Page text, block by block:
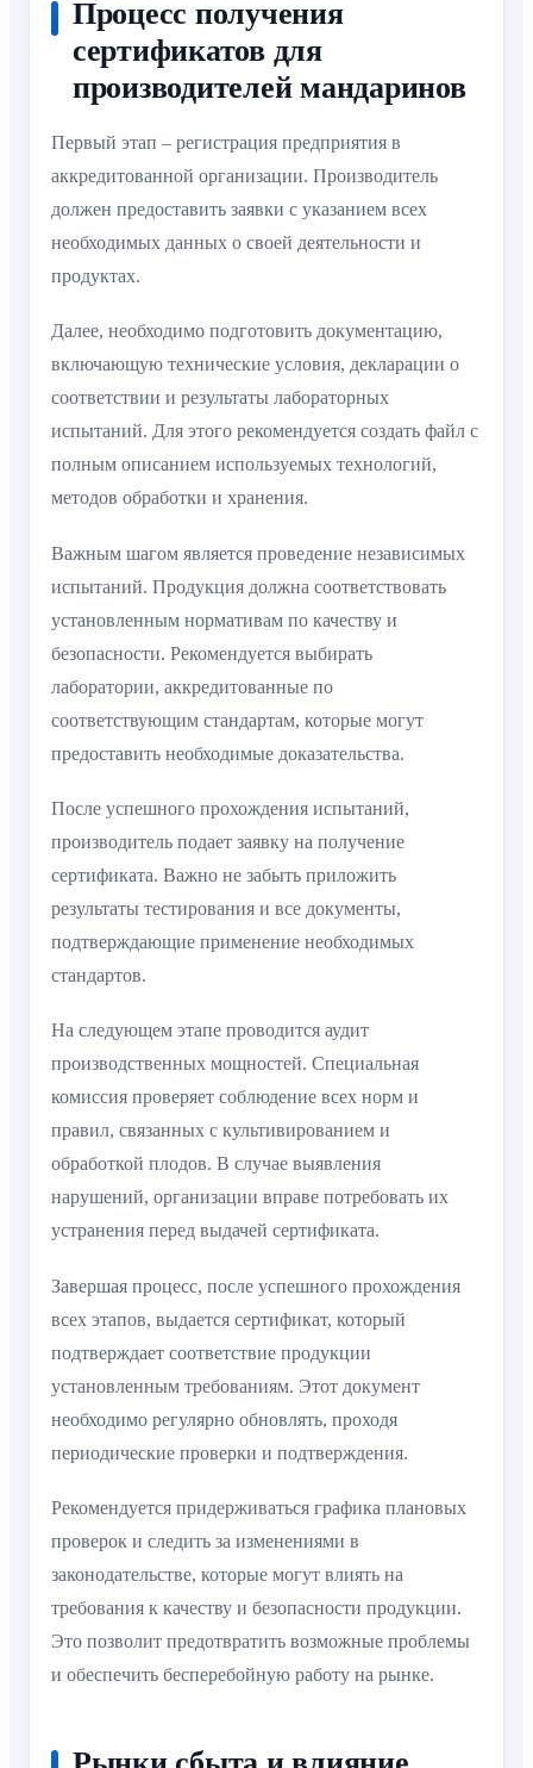
Процесс получения
сертификатов для
производителей мандаринов
Первый этап – регистрация предприятия в
аккредитованной организации. Производитель
должен предоставить заявки с указанием всех
необходимых данных о своей деятельности и
продуктах.
Далее, необходимо подготовить документацию,
включающую технические условия, декларации о
соответствии и результаты лабораторных
испытаний. Для этого рекомендуется создать файл с
полным описанием используемых технологий,
методов обработки и хранения.
Важным шагом является проведение независимых
испытаний. Продукция должна соответствовать
установленным нормативам по качеству и
безопасности. Рекомендуется выбирать
лаборатории, аккредитованные по
соответствующим стандартам, которые могут
предоставить необходимые доказательства.
После успешного прохождения испытаний,
производитель подает заявку на получение
сертификата. Важно не забыть приложить
результаты тестирования и все документы,
подтверждающие применение необходимых
стандартов.
На следующем этапе проводится аудит
производственных мощностей. Специальная
комиссия проверяет соблюдение всех норм и
правил, связанных с культивированием и
обработкой плодов. В случае выявления
нарушений, организации вправе потребовать их
устранения перед выдачей сертификата.
Завершая процесс, после успешного прохождения
всех этапов, выдается сертификат, который
подтверждает соответствие продукции
установленным требованиям. Этот документ
необходимо регулярно обновлять, проходя
периодические проверки и подтверждения.
Рекомендуется придерживаться графика плановых
проверок и следить за изменениями в
законодательстве, которые могут влиять на
требования к качеству и безопасности продукции.
Это позволит предотвратить возможные проблемы
и обеспечить бесперебойную работу на рынке.